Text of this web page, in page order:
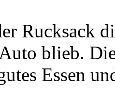
Rucksack
blieb.
Essen